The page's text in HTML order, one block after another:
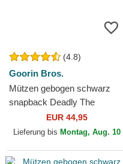
(4.8)
Goorin Bros.
Mützen gebogen schwarz
snapback Deadly The
Deadliest Scorpion The Farm
Goorin Bros.
EUR 44,95
Lieferung bis Montag, Aug. 10